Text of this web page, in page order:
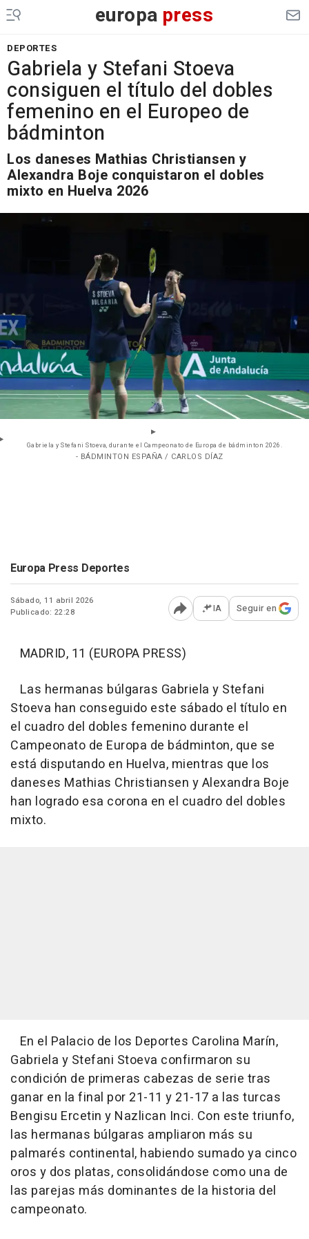
europa press
DEPORTES
Gabriela y Stefani Stoeva
consiguen el título del dobles
femenino en el Europeo de
bádminton
Los daneses Mathias Christiansen y
Alexandra Boje conquistaron el dobles
mixto en Huelva 2026
Gabriela y Stefani Stoeva, durante el Campeonato de Europa de bádminton 2026.
- BÁDMINTON ESPAÑA / CARLOS DÍAZ
Europa Press Deportes
Sábado, 11 abril 2026
Publicado: 22:28
Abrir opciones para
IA Seguir en
MADRID, 11 (EUROPA PRESS)
Las hermanas búlgaras Gabriela y Stefani
Stoeva han conseguido este sábado el título en
el cuadro del dobles femenino durante el
Campeonato de Europa de bádminton, que se
está disputando en Huelva, mientras que los
daneses Mathias Christiansen y Alexandra Boje
han logrado esa corona en el cuadro del dobles
mixto.
En el Palacio de los Deportes Carolina Marín,
Gabriela y Stefani Stoeva confirmaron su
condición de primeras cabezas de serie tras
ganar en la final por 21-11 y 21-17 a las turcas
Bengisu Ercetin y Nazlican Inci. Con este triunfo,
las hermanas búlgaras ampliaron más su
palmarés continental, habiendo sumado ya cinco
oros y dos platas, consolidándose como una de
las parejas más dominantes de la historia del
campeonato.